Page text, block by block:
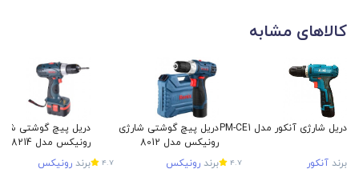
کالاهای مشابه
دریل شارژی آنکور مدل PM-CE1
برند آنکور 4.7
دریل پیچ گوشتی شارژی
رونیکس مدل 8012
برند رونیکس 4.7
دریل پیچ گوشتی
رونیکس مدل 8214
برند رونیکس